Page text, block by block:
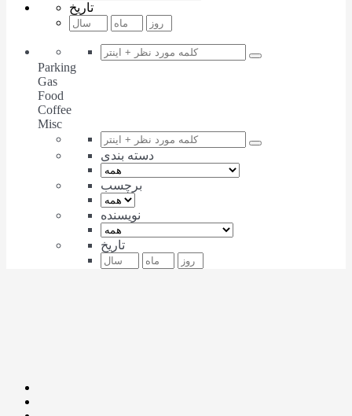
تاریخ
Parking
Gas
Food
Coffee
Misc
دسته بندی
برچسب
نویسنده
تاریخ